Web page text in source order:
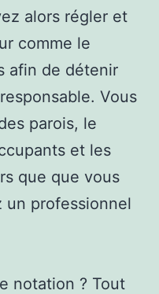
alors régler et
comme le
afin de détenir
Vous
parois, le
et les
que que vous
un professionnel
notation ? Tout